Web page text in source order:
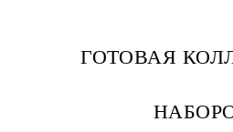
ГОТОВАЯ